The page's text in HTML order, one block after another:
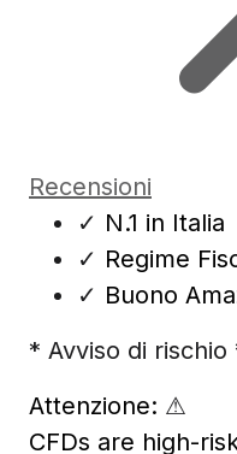
Recensioni
✓ N.1 in Italia
✓ Regime
✓ Buono
* Avviso di rischio
Attenzione: ⚠
CFDs are high-